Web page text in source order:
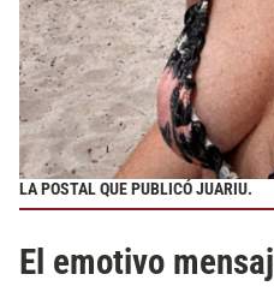
LA POSTAL QUE PUBLICÓ JUARIU.
El emotivo